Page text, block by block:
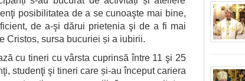
posibilitatea de a se cunoaşte mai bine,
de a-şi dărui prietenia şi de a fi mai
Cristos, sursa bucuriei și a iubirii.
cu tineri cu vârsta cuprinsă între 11 şi 25
studenţi şi tineri care și-au început cariera